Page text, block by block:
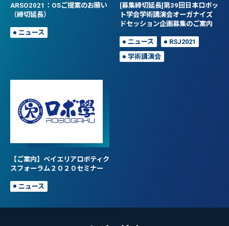
ARSO2021：OSご提案のお願い
（締切延長）
ニュース
[募集締切延長]第39回日本ロボッ
ト学会学術講演会オーガナイズ
ドセッション企画募集のご案内
ニュース RSJ2021
学術講演会
【ご案内】ベイエリアロボティク
スフォーラム２０２０セミナー
ニュース